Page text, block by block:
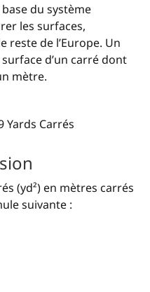
du système
les surfaces,
reste de l’Europe. Un
d’un carré dont
mètre.
Yards Carrés
(yd²) en mètres carrés
suivante :